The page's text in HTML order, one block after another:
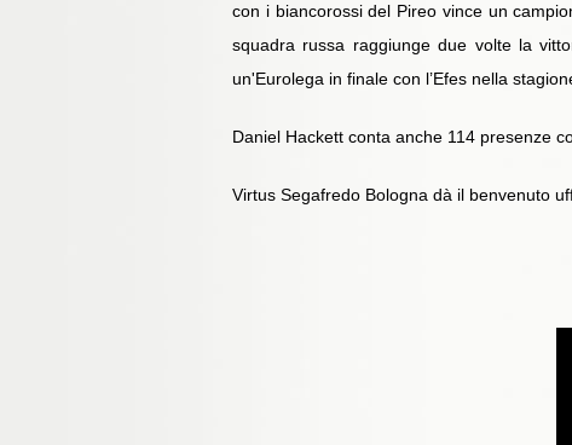
con i biancorossi del Pireo vince un
squadra russa raggiunge due volte la
un'Eurolega in finale con l’Efes nella
Daniel Hackett conta anche 114 presenze
Virtus Segafredo Bologna dà il benvenuto